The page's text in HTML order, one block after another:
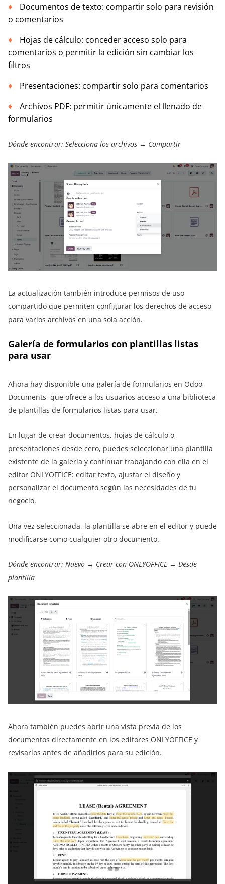
Documentos de texto: compartir solo para revisión
o comentarios
Hojas de cálculo: conceder acceso solo para
comentarios o permitir la edición sin cambiar los
filtros
Presentaciones: compartir solo para comentarios
Archivos PDF: permitir únicamente el llenado de
formularios
Dónde encontrar: Selecciona los archivos → Compartir
La actualización también introduce permisos de uso
compartido que permiten configurar los derechos de acceso
para varios archivos en una sola acción.
Galería de formularios con plantillas listas
para usar
Ahora hay disponible una galería de formularios en Odoo
Documents, que ofrece a los usuarios acceso a una biblioteca
de plantillas de formularios listas para usar.
En lugar de crear documentos, hojas de cálculo o
presentaciones desde cero, puedes seleccionar una plantilla
existente de la galería y continuar trabajando con ella en el
editor ONLYOFFICE: editar texto, ajustar el diseño y
personalizar el documento según las necesidades de tu
negocio.
Una vez seleccionada, la plantilla se abre en el editor y puede
modificarse como cualquier otro documento.
Dónde encontrar: Nuevo → Crear con ONLYOFFICE → Desde
plantilla
Ahora también puedes abrir una vista previa de los
documentos directamente en los editores ONLYOFFICE y
revisarlos antes de añadirlos para su edición.